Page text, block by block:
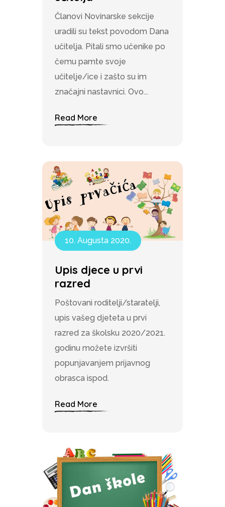
Članovi Novinarske sekcije
uradili su tekst povodom Dana
učitelja. Pitali smo učenike po
čemu pamte svoje
učitelje/ice i zašto su im
značajni nastavnici. Ovo...
Read More
10. Augusta 2020.
Upis djece u prvi
razred
Poštovani roditelji/staratelji,
upis vašeg djeteta u prvi
razred za školsku 2020/2021.
godinu možete izvršiti
popunjavanjem prijavnog
obrasca ispod.
Read More